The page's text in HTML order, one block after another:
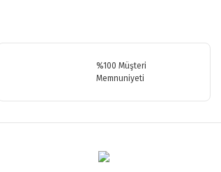
%100 Müşteri
Memnuniyeti